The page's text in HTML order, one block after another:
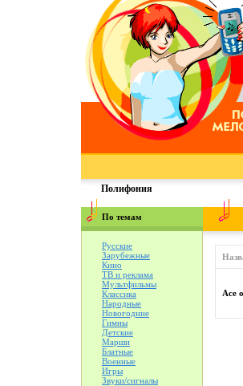
Полифония
По темам
Русские
Зарубежные
Кино
ТВ и реклама
Мультфильмы
Классика
Народные
Новогодние
Гимны
Детские
Марши
Блатные
Военные
Игры
Звуки/сигналы
Ace